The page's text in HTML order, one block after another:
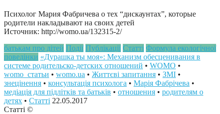
Психолог Мария Фабричева о тех “дискаунтах”, которые
родители накладывают на своих детей
Источник: http://womo.ua/132315-2/
батькам про дітей Події Публікації Статті Формула екологічної
поведінки «Дурашка ты моя»: Механизм обесценивания в
системе родительско-детских отношений • WOMO •
womo_статьи • womo.ua • Життєві запитання • ЗМІ •
знецінення • консультація психолога • Марія Фабрічева •
медіація для підлітків та батьків • отношения • родителям о
детях • Статті 22.05.2017
Статті ©